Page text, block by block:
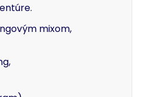
mixom,